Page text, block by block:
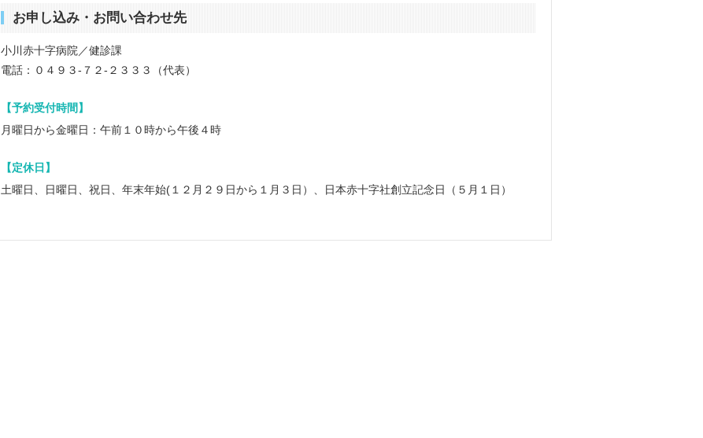
お申し込み・お問い合わせ先
小川赤十字病院／健診課
電話：０４９３-７２-２３３３（代表）
【予約受付時間】
月曜日から金曜日：午前１０時から午後４時
【定休日】
土曜日、日曜日、祝日、年末年始(１２月２９日から１月３日）、日本赤十字社創立記念日（５月１日）